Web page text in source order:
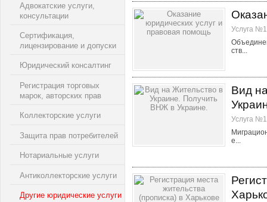
Адвокатские услуги,
консультации
Сертификация,
лицензирование и допуски
Юридический консалтинг
Регистрация торговых
марок, авторских прав
Коллекторские услуги
Защита прав потребителей
Нотариальные услуги
Антиколлекторские услуги
Другие юридические услуги
Услуга
ств...
Вид
Услуга
е...